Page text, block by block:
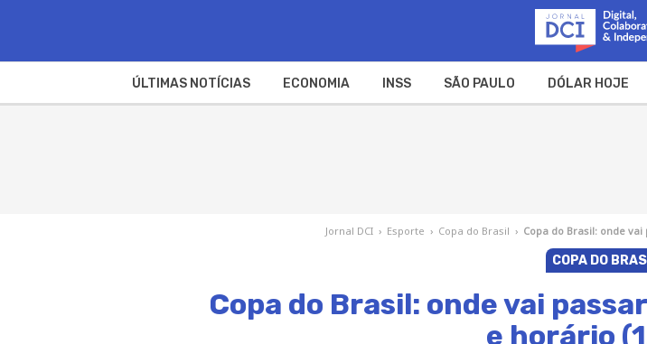
ÚLTIMAS NOTÍCIAS ECONOMIA INSS SÃO PAULO DÓLAR HOJE
Jornal DCI › Esporte › Copa do Brasil › Copa do Brasil: onde
COPA DO
Copa do Brasil: onde vai
e horário